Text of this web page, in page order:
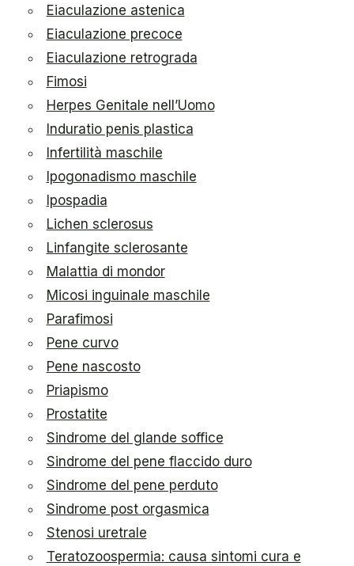
Eiaculazione astenica
Eiaculazione precoce
Eiaculazione retrograda
Fimosi
Herpes Genitale nell’Uomo
Induratio penis plastica
Infertilità maschile
Ipogonadismo maschile
Ipospadia
Lichen sclerosus
Linfangite sclerosante
Malattia di mondor
Micosi inguinale maschile
Parafimosi
Pene curvo
Pene nascosto
Priapismo
Prostatite
Sindrome del glande soffice
Sindrome del pene flaccido duro
Sindrome del pene perduto
Sindrome post orgasmica
Stenosi uretrale
Teratozoospermia: causa sintomi cura e